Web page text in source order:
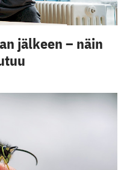
jälkeen – näin